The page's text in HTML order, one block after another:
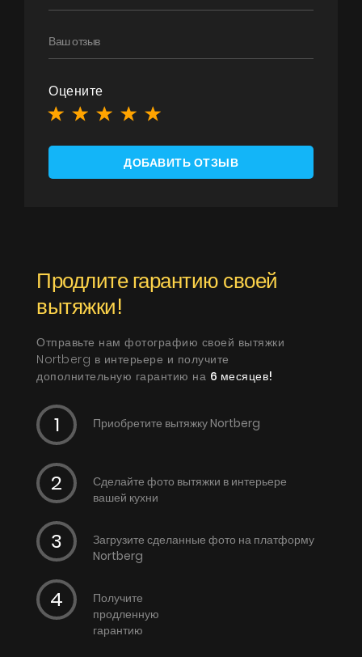
Оцените
ДОБАВИТЬ ОТЗЫВ
Продлите гарантию своей
вытяжки!
Отправьте нам фотографию своей вытяжки
Nortberg в интерьере и получите
дополнительную гарантию на 6 месяцев!
Приобретите вытяжку Nortberg
Сделайте фото вытяжки в интерьере
вашей кухни
Загрузите сделанные фото на платформу
Nortberg
Получите
продленную
гарантию